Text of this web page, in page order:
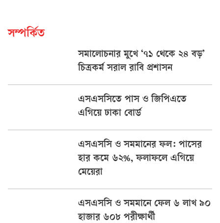
সম্পর্কিত
সমালোচনার মুখে ‘৭১ থেকে ২৪ বড়’
চিত্রকর্ম সরাল রাবি প্রশাসন
এসএসসিতে পাস ও জিপিএতে
এগিয়ে ঢাকা বোর্ড
এসএসসি ও সমমানের ফল: পাসের
হার কমে ৬২%, ফলাফলে এগিয়ে
মেয়েরা
‎এসএসসি ও সমমানে ফেল ৬ লাখ ৯০
হাজার ৬০৮ পরীক্ষার্থী